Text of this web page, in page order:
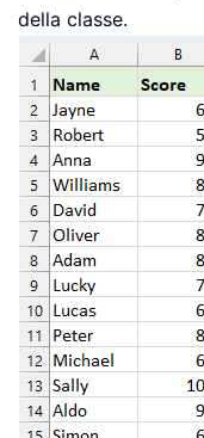
della classe.